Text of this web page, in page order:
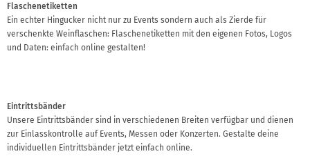
Flaschenetiketten
Ein echter Hingucker nicht nur zu Events sondern auch als Zierde für
verschenkte Weinflaschen: Flaschenetiketten mit den eigenen Fotos, Logos
und Daten: einfach online gestalten!
Eintrittsbänder
Unsere Eintrittsbänder sind in verschiedenen Breiten verfügbar und dienen
zur Einlasskontrolle auf Events, Messen oder Konzerten. Gestalte deine
individuellen Eintrittsbänder jetzt einfach online.